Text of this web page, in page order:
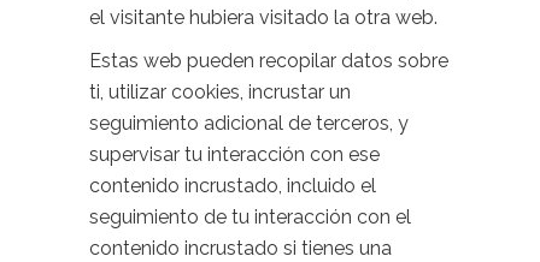
el visitante hubiera visitado la otra web.
Estas web pueden recopilar datos sobre
ti, utilizar cookies, incrustar un
seguimiento adicional de terceros, y
supervisar tu interacción con ese
contenido incrustado, incluido el
seguimiento de tu interacción con el
contenido incrustado si tienes una